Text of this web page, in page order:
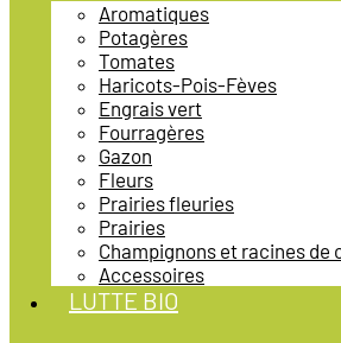
Aromatiques
Potagères
Tomates
Haricots-Pois-Fèves
Engrais vert
Fourragères
Gazon
Fleurs
Prairies fleuries
Prairies
Champignons et racines de
Accessoires
LUTTE BIO